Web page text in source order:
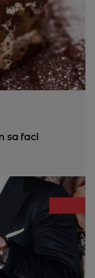
sa faci